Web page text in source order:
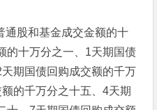
股和基金成交金额的十
的十万分之一、1天期国债
期国债回购成交额的千万
的千万分之十五、4天期